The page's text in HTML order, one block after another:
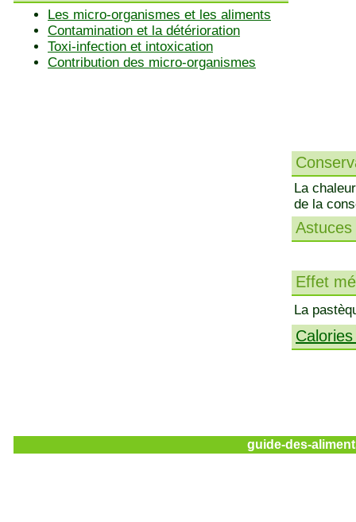
Les micro-organismes et les aliments
Contamination et la détérioration
Toxi-infection et intoxication
Contribution des micro-organismes
La
de la
Astuces
Effet
La
guide-des-